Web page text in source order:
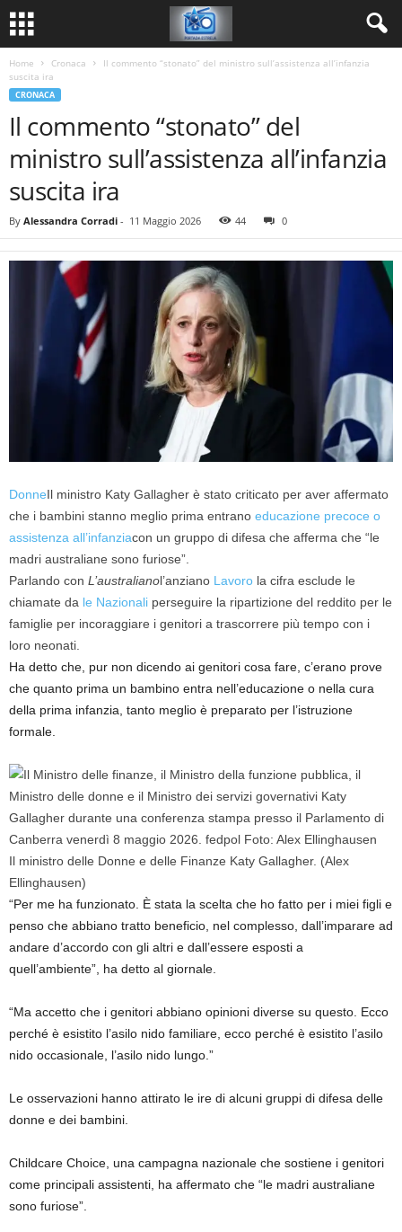
Home Cronaca
Il commento “stonato” del ministro sull’assistenza all’infanzia
suscita ira
CRONACA
Il commento “stonato” del
ministro sull’assistenza all’infanzia
suscita ira
By Alessandra Corradi - 11 Maggio 2026 44 0
DonneIl ministro Katy Gallagher è stato criticato per aver affermato
che i bambini stanno meglio prima entrano educazione precoce o
assistenza all’infanziacon un gruppo di difesa che afferma che “le
madri australiane sono furiose”.
Parlando con L’australianol’anziano Lavoro la cifra esclude le
chiamate da le Nazionali perseguire la ripartizione del reddito per le
famiglie per incoraggiare i genitori a trascorrere più tempo con i
loro neonati.
Ha detto che, pur non dicendo ai genitori cosa fare, c’erano prove
che quanto prima un bambino entra nell’educazione o nella cura
della prima infanzia, tanto meglio è preparato per l’istruzione
formale.
Il ministro delle Donne e delle Finanze Katy Gallagher. (Alex
Ellinghausen)
“Per me ha funzionato. È stata la scelta che ho fatto per i miei figli e
penso che abbiano tratto beneficio, nel complesso, dall’imparare ad
andare d’accordo con gli altri e dall’essere esposti a
quell’ambiente”, ha detto al giornale.
“Ma accetto che i genitori abbiano opinioni diverse su questo. Ecco
perché è esistito l’asilo nido familiare, ecco perché è esistito l’asilo
nido occasionale, l’asilo nido lungo. ”
Le osservazioni hanno attirato le ire di alcuni gruppi di difesa delle
donne e dei bambini.
Childcare Choice, una campagna nazionale che sostiene i genitori
come principali assistenti, ha affermato che “le madri australiane
sono furiose”.